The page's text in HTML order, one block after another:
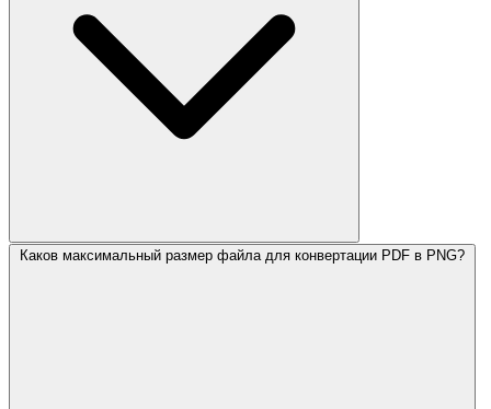
Каков максимальный размер файла для конвертации PDF в PNG?